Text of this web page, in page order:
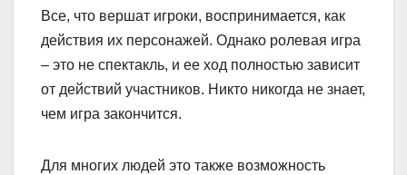
Все, что вершат игроки, воспринимается, как
действия их персонажей. Однако ролевая игра
– это не спектакль, и ее ход полностью зависит
от действий участников. Никто никогда не знает,
чем игра закончится.
Для многих людей это также возможность